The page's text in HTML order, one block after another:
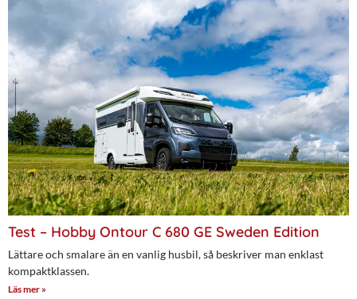
Test – Hobby Ontour C 680 GE Sweden Edition
Lättare och smalare än en vanlig husbil, så beskriver man enklast
kompaktklassen.
Läs mer »